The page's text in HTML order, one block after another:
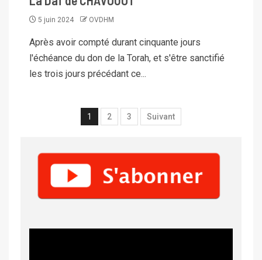
5 juin 2024 OVDHM
Après avoir compté durant cinquante jours
l'échéance du don de la Torah, et s'être sanctifié
les trois jours précédant ce...
1 2 3 Suivant